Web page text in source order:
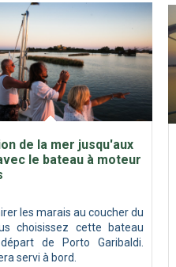
de la mer jusqu'aux
le bateau à moteur
les marais au coucher du
choisissez cette bateau
de Porto Garibaldi.
servi à bord.